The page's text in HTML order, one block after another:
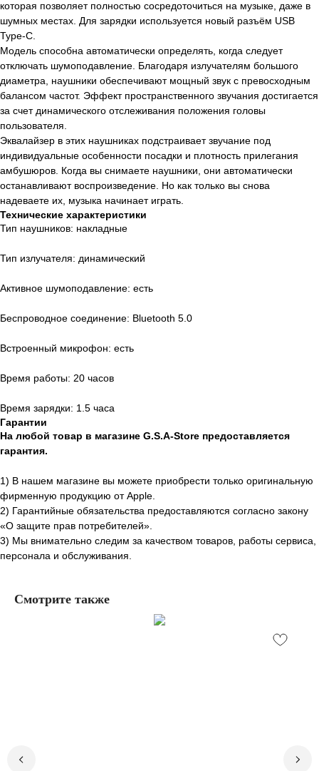
которая позволяет полностью сосредоточиться на музыке, даже в
шумных местах. Для зарядки используется новый разъём USB
Type-C.
Модель способна автоматически определять, когда следует
отключать шумоподавление. Благодаря излучателям большого
диаметра, наушники обеспечивают мощный звук с превосходным
балансом частот. Эффект пространственного звучания достигается
за счет динамического отслеживания положения головы
пользователя.
Эквалайзер в этих наушниках подстраивает звучание под
индивидуальные особенности посадки и плотность прилегания
амбушюров. Когда вы снимаете наушники, они автоматически
останавливают воспроизведение. Но как только вы снова
надеваете их, музыка начинает играть.
Технические характеристики
Тип наушников: накладные
Тип излучателя: динамический
Активное шумоподавление: есть
Беспроводное соединение: Bluetooth 5.0
Встроенный микрофон: есть
Время работы: 20 часов
Время зарядки: 1.5 часа
Гарантии
На любой товар в магазине G.S.A-Store предоставляется
гарантия.
1) В нашем магазине вы можете приобрести только оригинальную
фирменную продукцию от Apple.
2) Гарантийные обязательства предоставляются согласно закону
«О защите прав потребителей».
3) Мы внимательно следим за качеством товаров, работы сервиса,
персонала и обслуживания.
Смотрите также